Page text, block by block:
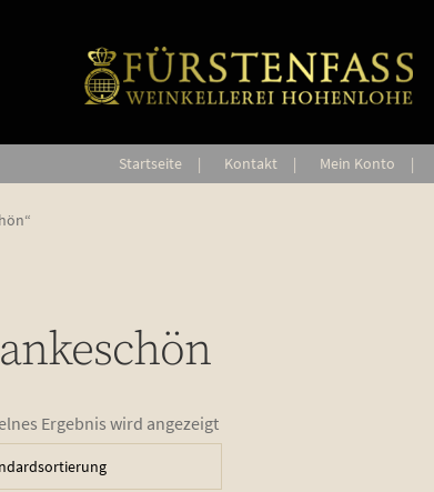
Start­sei­te Kon­takt Mein Kon­to
Ergebnis wird angezeigt